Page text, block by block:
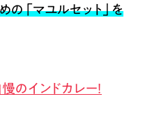
の「マユルセット」を
のインドカレー！